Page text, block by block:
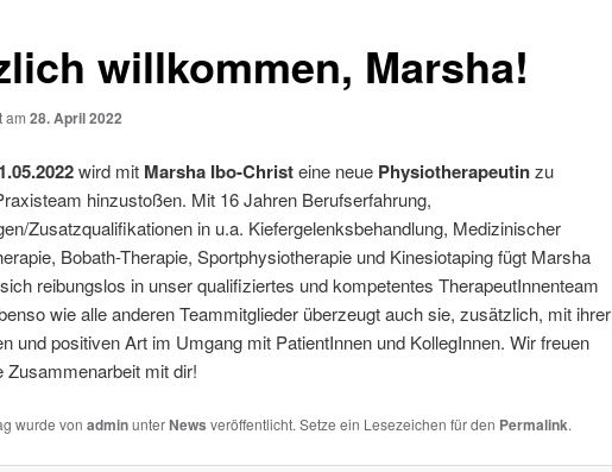
willkommen, Marsha!
am 28. April 2022
wird mit Marsha Ibo-Christeine neue Physiotherapeutinzu
hinzustoßen. Mit 16 Jahren Berufserfahrung,
Zusatzqualifikationen in u.a. Kiefergelenksbehandlung, Medizinischer
Bobath-Therapie, Sportphysiotherapie und Kinesiotaping fügt Marsha
reibungslos in unser qualifiziertes und kompetentes TherapeutInnenteam
wie alle anderen Teammitglieder überzeugt auch sie, zusätzlich, mit ihrer
und positiven Art im Umgang mit PatientInnen und KollegInnen. Wir freuen
Zusammenarbeit mit dir!
wurde von adminunterNews veröffentlicht. Setze ein Lesezeichen für den Permalink.